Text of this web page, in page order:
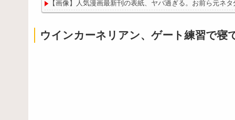
【画像】人気漫画最新刊の表紙、ヤバ過ぎる。お前ら元ネタ
ウインカーネリアン、ゲート練習で寝